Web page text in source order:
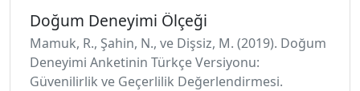
Doğum Deneyimi Ölçeği
Mamuk, R., Şahin, N., ve Dişsiz, M. (2019). Doğum
Deneyimi Anketinin Türkçe Versiyonu:
Güvenilirlik ve Geçerlilik Değerlendirmesi.